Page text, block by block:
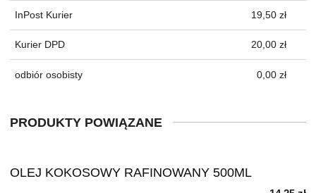
InPost Kurier 19,50 zł
Kurier DPD 20,00 zł
odbiór osobisty 0,00 zł
PRODUKTY POWIĄZANE
OLEJ KOKOSOWY RAFINOWANY 500ML